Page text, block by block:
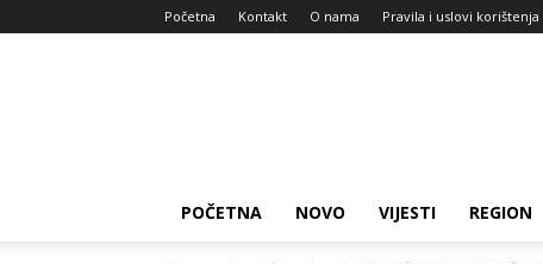
Početna Kontakt O nama Pravila i uslovi korištenja
POČETNA NOVO VIJESTI REGION